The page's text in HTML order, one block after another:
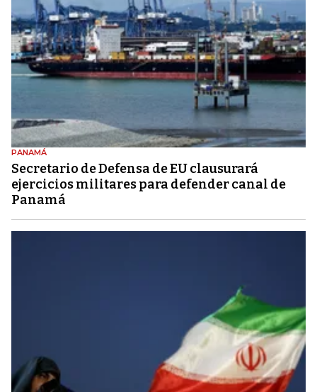
PANAMÁ
Secretario de Defensa de EU clausurará
ejercicios militares para defender canal de
Panamá